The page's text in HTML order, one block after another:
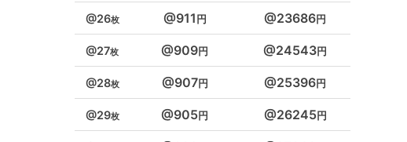
26 911 23686
27 909 24543
28 907 25396
29 905 26245